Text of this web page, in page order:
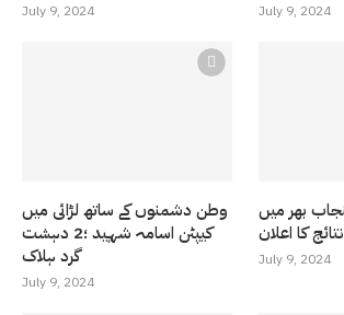
July 9, 2024 July 9, 2024
وطن دشمنوں کے ساتھ لڑائی میں
کیپٹن اسامہ شہید ؛2 دہشت
گرد ہلاک
July 9, 2024
بھر میں
کا اعلان
July 9, 2024